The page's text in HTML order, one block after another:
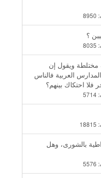
8950
؟
8035
ويقول إن
العربية فالناس
فلا احتكاك بينهم؟
5714
18815
بالشورى، وهل
5576